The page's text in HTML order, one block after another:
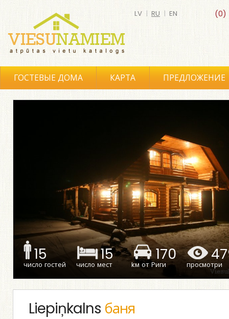
(0)
LV | RU | EN
ГОСТЕВЫЕ ДОМА КАРТА ПРЕДЛОЖЕНИЕ
15
число гостей
15
число мест
170
kм от Риги просмотри
Liepiņkalns баня